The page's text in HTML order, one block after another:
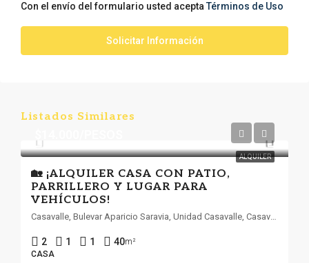
Con el envío del formulario usted acepta Términos de Uso
Solicitar Información
Listados Similares
ALQUILER
🏡 ¡ALQUILER CASA CON PATIO,
PARRILLERO Y LUGAR PARA
VEHÍCULOS!
Casavalle, Bulevar Aparicio Saravia, Unidad Casavalle, Casavalle, Montevideo, 12300, Uruguay
2 1 1 40m²
CASA